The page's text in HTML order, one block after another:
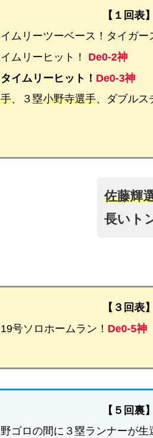
【１回表】
ムリーツーベース！タイガー
ムリーヒット！
De0-2神
イムリーヒット！ De0-3神
、３塁小野寺選手、ダブルス
佐藤輝
長いト
【３回表】
号ソロホームラン！ De0-5神
【５回裏】
ゴロの間に３塁ランナーが生